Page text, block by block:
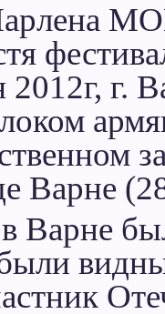
г.
Варне
Варне